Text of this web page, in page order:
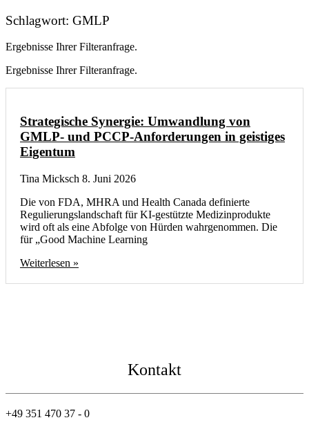
Schlagwort: GMLP
Ergebnisse Ihrer Filteranfrage.
Ergebnisse Ihrer Filteranfrage.
Strategische Synergie: Umwandlung von
GMLP- und PCCP-Anforderungen in geistiges
Eigentum
Tina Micksch 8. Juni 2026
Die von FDA, MHRA und Health Canada definierte
Regulierungslandschaft für KI-gestützte Medizinprodukte
wird oft als eine Abfolge von Hürden wahrgenommen. Die
für „Good Machine Learning
Weiterlesen »
Kontakt
+49 351 470 37 - 0